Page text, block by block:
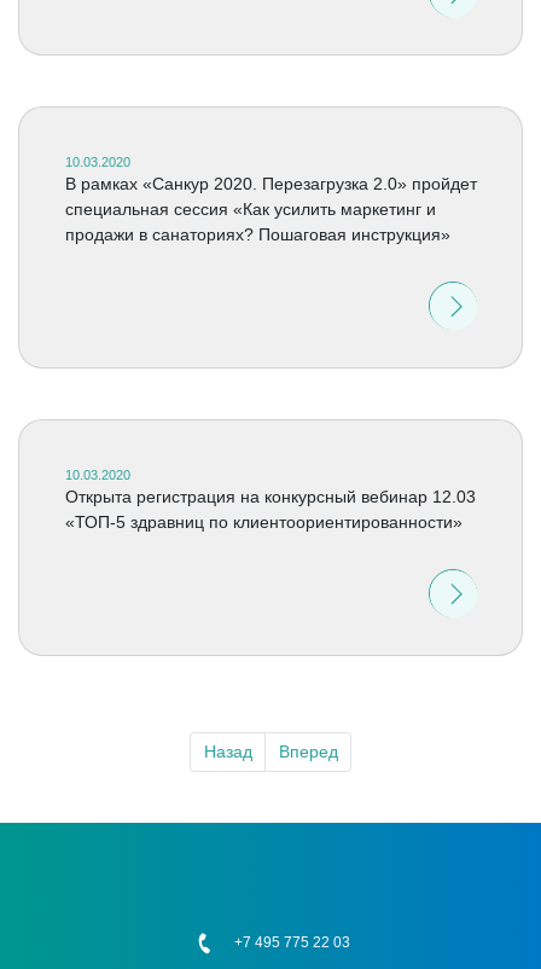
10.03.2020
В рамках «Санкур 2020. Перезагрузка 2.0» пройдет
специальная сессия «Как усилить маркетинг и
продажи в санаториях? Пошаговая инструкция»
10.03.2020
Открыта регистрация на конкурсный вебинар 12.03
«ТОП-5 здравниц по клиентоориентированности»
Назад Вперед
+7 495 775 22 03